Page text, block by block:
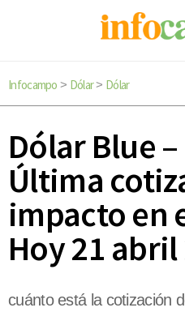
Infocampo > Dólar> Dólar
Dólar Blue
Última
impacto en
Hoy 21 abril
cuánto está la cotización